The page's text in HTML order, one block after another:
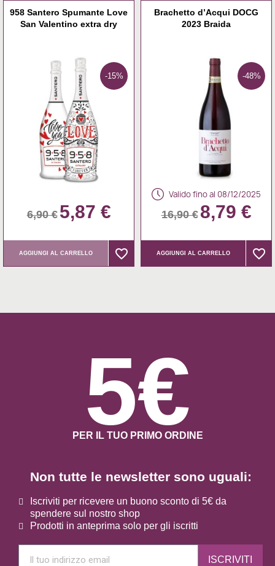
958 Santero Spumante Love
San Valentino extra dry
-15%
6,90 € 5,87 €
AGGIUNGI AL CARRELLO favorite_border
favorite_border
Brachetto d’Acqui DOCG
2023 Braida
-48%
Valido fino al 08/12/2025
16,90 € 8,79 €
AGGIUNGI AL CARRELLO favorite_border
favorite_border
Non tutte le newsletter sono uguali:
Iscriviti per ricevere un buono sconto di 5€ da
spendere sul nostro shop
Prodotti in anteprima solo per gli iscritti
ISCRIVITI
5€
PER IL TUO PRIMO ORDINE